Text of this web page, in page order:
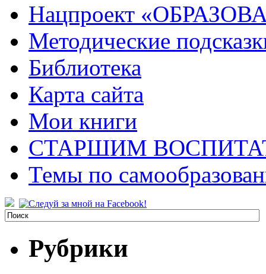
Нацпроект
Методические
Библиотека
Карта сайта
Мои книги
СТАРШИМ
Темы по
Рубрики